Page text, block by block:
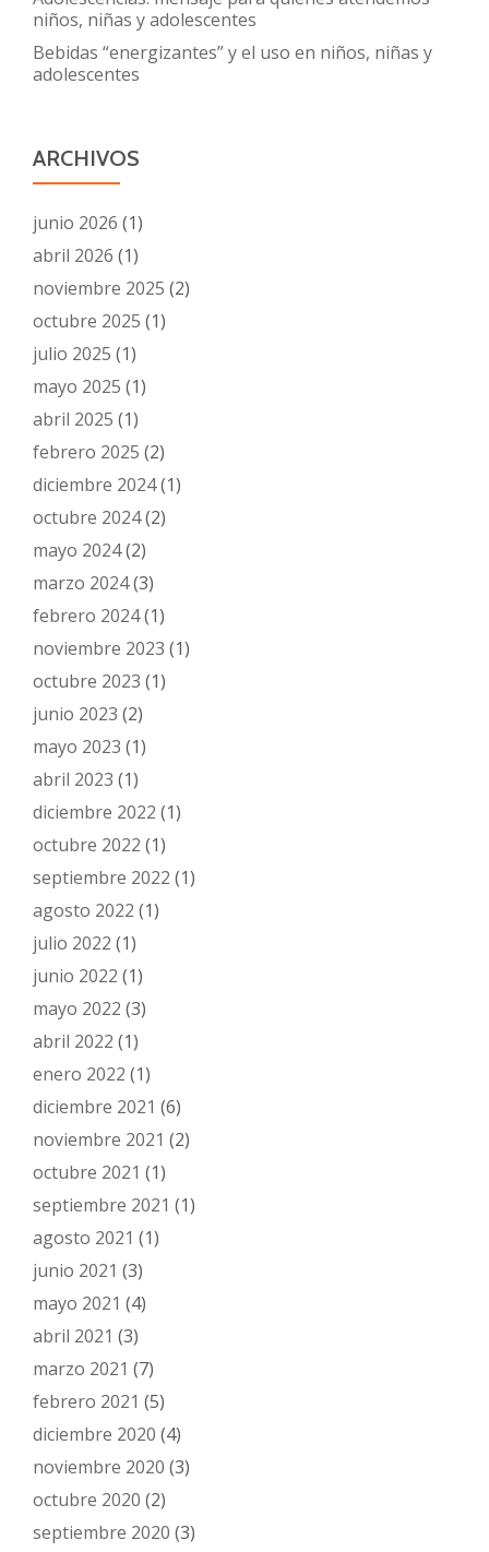
niños, niñas y adolescentes
Bebidas “energizantes” y el uso en niños, niñas y
adolescentes
ARCHIVOS
junio 2026 (1)
abril 2026 (1)
noviembre 2025 (2)
octubre 2025 (1)
julio 2025 (1)
mayo 2025 (1)
abril 2025 (1)
febrero 2025 (2)
diciembre 2024(1)
octubre 2024(2)
mayo 2024(2)
marzo 2024(3)
febrero 2024(1)
noviembre 2023 (1)
octubre 2023 (1)
junio 2023 (2)
mayo 2023 (1)
abril 2023 (1)
diciembre 2022 (1)
octubre 2022 (1)
septiembre 2022 (1)
agosto 2022 (1)
julio 2022 (1)
junio 2022 (1)
mayo 2022 (3)
abril 2022 (1)
enero 2022 (1)
diciembre 2021 (6)
noviembre 2021 (2)
octubre 2021 (1)
septiembre 2021 (1)
agosto 2021 (1)
junio 2021 (3)
mayo 2021 (4)
abril 2021 (3)
marzo 2021 (7)
febrero 2021 (5)
diciembre 2020 (4)
noviembre 2020 (3)
octubre 2020 (2)
septiembre 2020 (3)